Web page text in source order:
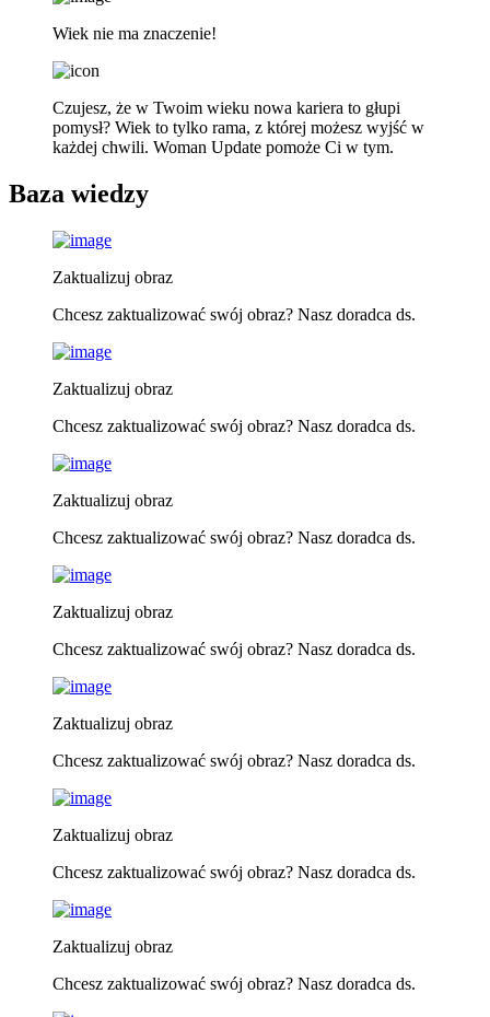
Wiek nie ma znaczenie!
Czujesz, że w Twoim wieku nowa kariera to głupi
pomysł? Wiek to tylko rama, z której możesz wyjść w
każdej chwili. Woman Update pomoże Ci w tym.
Baza wiedzy
Zaktualizuj obraz
Chcesz zaktualizować swój obraz? Nasz doradca ds.
Zaktualizuj obraz
Chcesz zaktualizować swój obraz? Nasz doradca ds.
Zaktualizuj obraz
Chcesz zaktualizować swój obraz? Nasz doradca ds.
Zaktualizuj obraz
Chcesz zaktualizować swój obraz? Nasz doradca ds.
Zaktualizuj obraz
Chcesz zaktualizować swój obraz? Nasz doradca ds.
Zaktualizuj obraz
Chcesz zaktualizować swój obraz? Nasz doradca ds.
Zaktualizuj obraz
Chcesz zaktualizować swój obraz? Nasz doradca ds.